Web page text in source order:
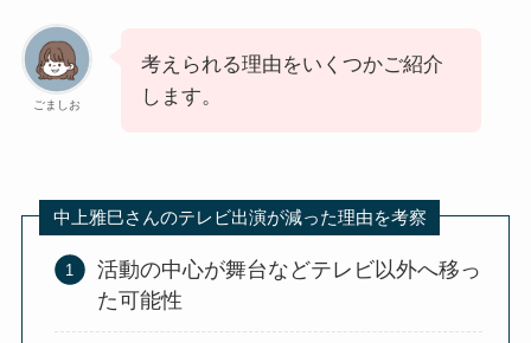
ごましお
考えられる理由をいくつかご紹介
します。
中上雅巳さんのテレビ出演が減った理由を考察
活動の中心が舞台などテレビ以外へ移っ
た可能性